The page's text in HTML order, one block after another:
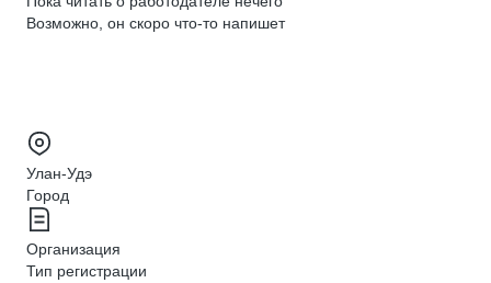
Возможно, он скоро что‑то напишет
Улан-Удэ
Город
Организация
Тип регистрации